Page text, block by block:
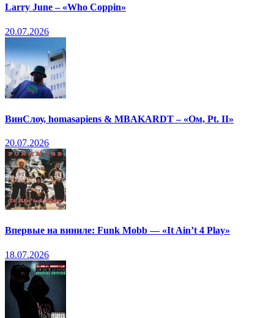
Larry June – «Who Coppin»
20.07.2026
ВинСлоу, homasapiens & MBAKARDT – «Ом, Pt. II»
20.07.2026
Впервые на виниле: Funk Mobb — «It Ain’t 4 Play»
18.07.2026